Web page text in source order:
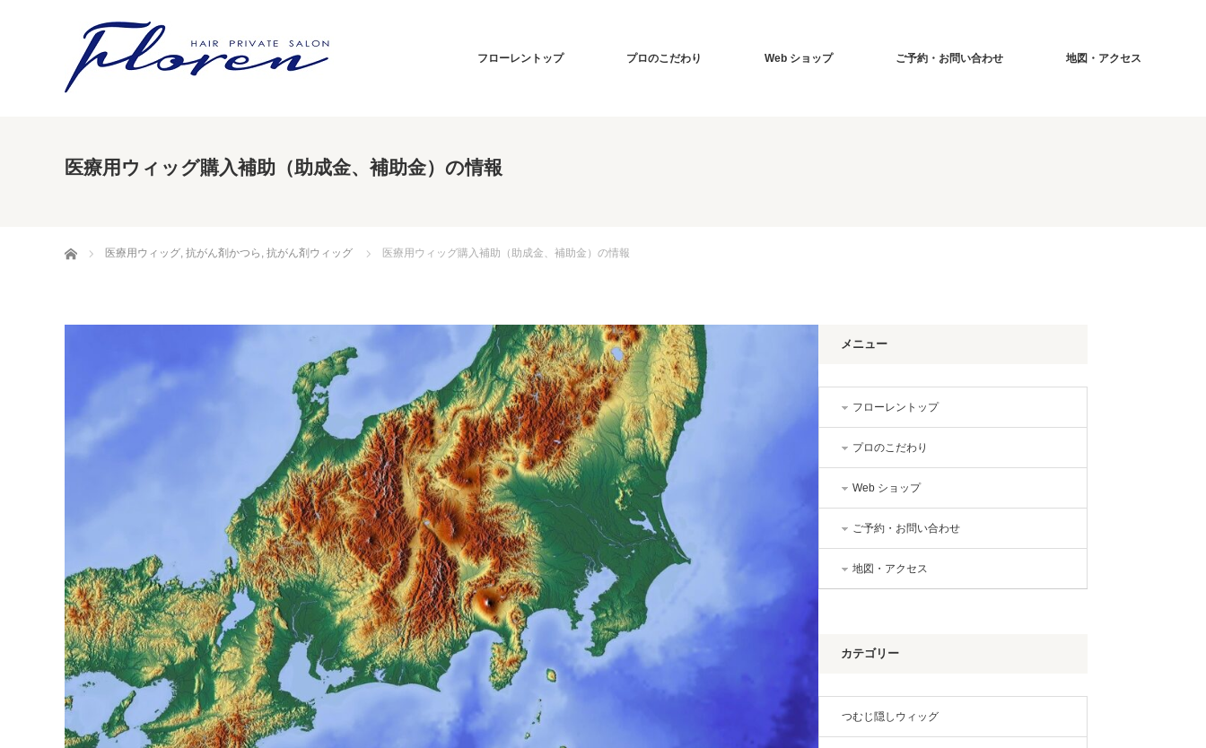
フローレントップ プロのこだわり Web ショップ ご予約・お問い合わせ 地図・アクセス
医療用ウィッグ購入補助（助成金、補助金）の情報
ホーム 医療用ウィッグ, 抗がん剤かつら , 抗がん剤ウィッグ 医療用ウィッグ購入補助（助成金、補助金）の情報
メニュー
フローレントップ
プロのこだわり
Web ショップ
ご予約・お問い合わせ
地図・アクセス
カテゴリー
つむじ隠しウィッグ